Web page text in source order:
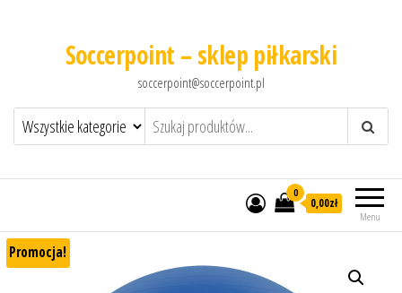
Soccerpoint – sklep piłkarski
soccerpoint@soccerpoint.pl
Menu
0
0,00zł
Promocja!